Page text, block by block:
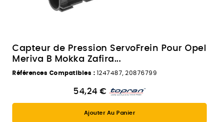
Capteur de Pression ServoFrein Pour Opel
Meriva B Mokka Zafira...
Références Compatibles : 1247487, 20876799
54,24 €
Ajouter Au Panier